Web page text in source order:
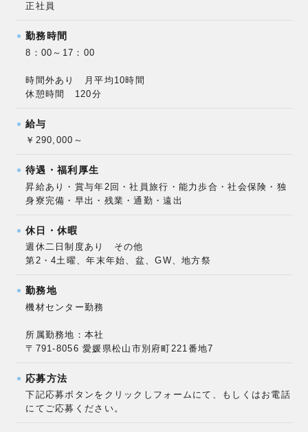
正社員
勤務時間
8：00～17：00
時間外あり 月平均10時間
休憩時間 120分
給与
￥290,000～
待遇・福利厚生
昇給あり・賞与年2回・社員旅行・能力歩合・社会保険・独
身寮完備・早出・残業・通勤・遠出
休日・休暇
週休二日制度あり その他
第2・4土曜、年末年始、盆、GW、地方祭
勤務地
機材センター勤務
所属勤務地：本社
〒791-8056 愛媛県松山市別府町221番地7
応募方法
下記応募ボタンをクリックしフォームにて、もしくはお電話
にてご応募ください。